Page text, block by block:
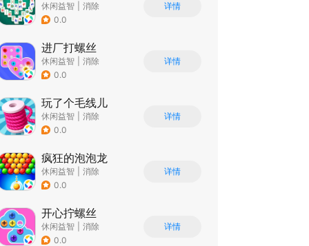
休闲益智
消除
0.0
详情
进厂打螺丝
休闲益智
消除
0.0
详情
玩了个毛线儿
休闲益智
消除
0.0
详情
疯狂的泡泡龙
休闲益智
消除
0.0
详情
开心拧螺丝
休闲益智
消除
0.0
详情